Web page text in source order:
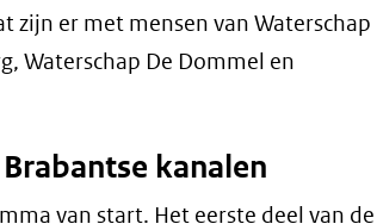
zijn er met mensen van Waterschap
Waterschap De Dommel en
kanalen
van start. Het eerste deel van de